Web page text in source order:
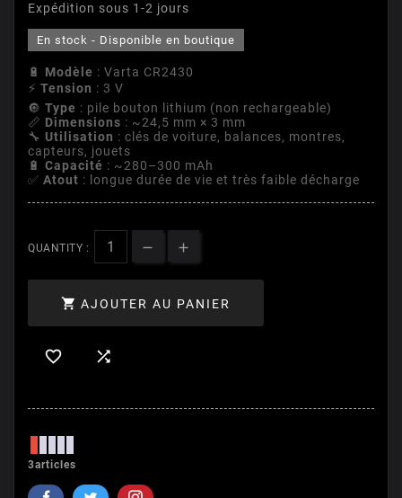
Expédition sous 1-2 jours
En stock - Disponible en boutique
🔋 Modèle : Varta CR2430
⚡ Tension : 3 V
🔘 Type : pile bouton lithium (non rechargeable)
📏 Dimensions : ~24,5 mm × 3 mm
🔧 Utilisation : clés de voiture, balances, montres,
capteurs, jouets
🔋 Capacité : ~280–300 mAh
✅ Atout : longue durée de vie et très faible décharge
QUANTITY :
 AJOUTER AU PANIER
 
3articles